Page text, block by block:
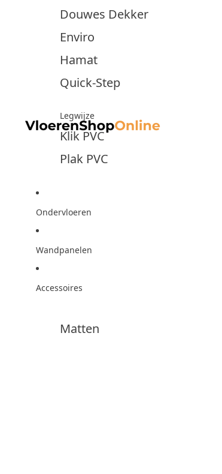
Douwes Dekker
Enviro
Hamat
Quick-Step
Legwijze
Klik PVC
Plak PVC
Ondervloeren
Wandpanelen
Accessoires
Matten